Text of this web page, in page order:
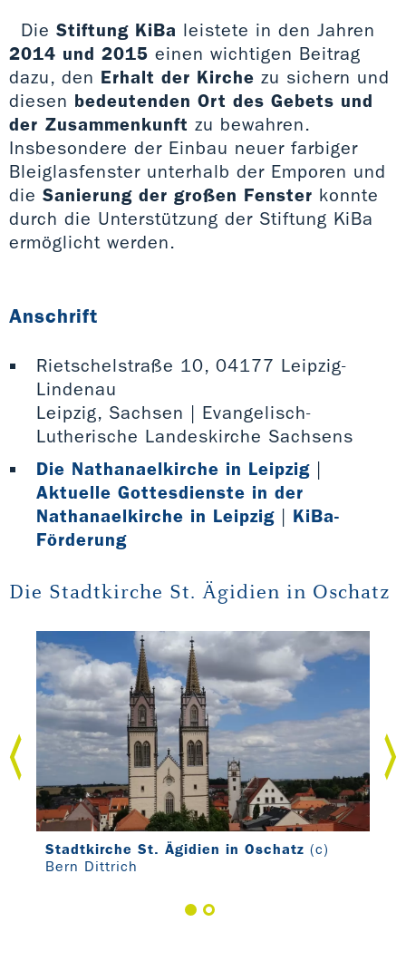
Die Stiftung KiBa leistete in den Jahren
2014 und 2015 einen wichtigen Beitrag
dazu, den Erhalt der Kirche zu sichern und
diesen bedeutenden Ort des Gebets und
der Zusammenkunft zu bewahren.
Insbesondere der Einbau neuer farbiger
Bleiglasfenster unterhalb der Emporen und
die Sanierung der großen Fenster konnte
durch die Unterstützung der Stiftung KiBa
ermöglicht werden.
Anschrift
Rietschelstraße 10, 04177 Leipzig-
Lindenau
Leipzig, Sachsen | Evangelisch-
Lutherische Landeskirche Sachsens
Die Nathanaelkirche in Leipzig |
Aktuelle Gottesdienste in der
Nathanaelkirche in Leipzig | KiBa-
Förderung
Die Stadtkirche St. Ägidien in Oschatz
Stadtkirche St. Ägidien in Oschatz (c)
Bern Dittrich